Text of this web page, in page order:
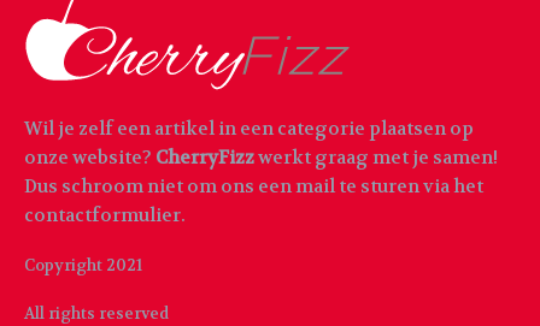
Wil je zelf een artikel in een categorie plaatsen op
onze website? CherryFizzwerkt graag met je samen!
Dus schroom niet om ons een mail te sturen via het
contactformulier.
Copyright 2021
All rights reserved